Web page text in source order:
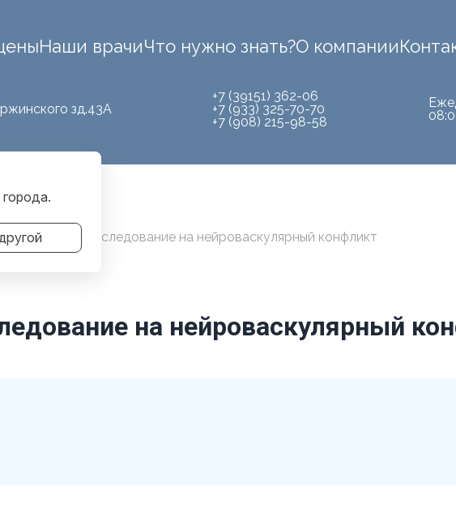
Наши врачиЧто нужно знать?О компании
зд.43А
+7 (39151) 362-06
+7 (933) 325-70-70
+7 (908) 215-98-58
мозг +исследование на нейроваскулярный конфликт
на нейроваскулярный